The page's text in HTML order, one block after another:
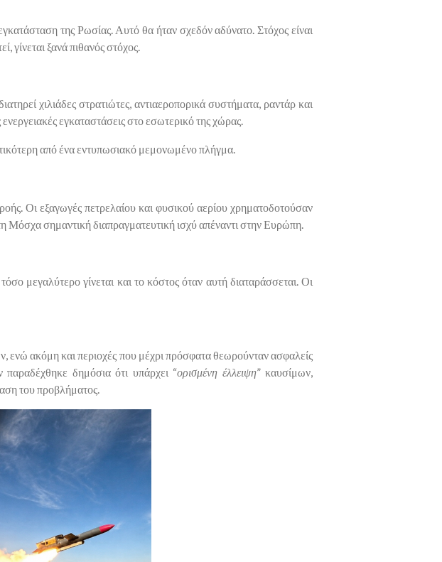
της Ρωσίας. Αυτό θα ήταν σχεδόν αδύνατο. Στόχος είναι
γίνεται ξανά πιθανός στόχος.
χιλιάδες στρατιώτες, αντιαεροπορικά συστήματα, ραντάρ και
εγκαταστάσεις στο εσωτερικό της χώρας.
από ένα εντυπωσιακό μεμονωμένο πλήγμα.
Οι εξαγωγές πετρελαίου και φυσικού αερίου χρηματοδοτούσαν
Μόσχα σημαντική διαπραγματευτική ισχύ απέναντι στην Ευρώπη.
μεγαλύτερο γίνεται και το κόστος όταν αυτή διαταράσσεται. Οι
ενώ ακόμη και περιοχές που μέχρι πρόσφατα θεωρούνταν ασφαλείς
παραδέχθηκε δημόσια ότι υπάρχει “ορισμένη έλλειψη” καυσίμων,
του προβλήματος.